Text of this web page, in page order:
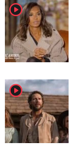
player2
player2